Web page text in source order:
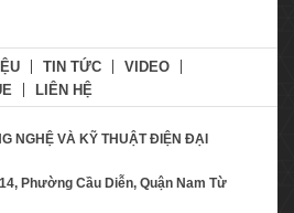
TIN TỨC
VIDEO
LIÊN HỆ
NGHỆ VÀ KỸ THUẬT ĐIỆN ĐẠI
Phường Cầu Diễn, Quận Nam Từ